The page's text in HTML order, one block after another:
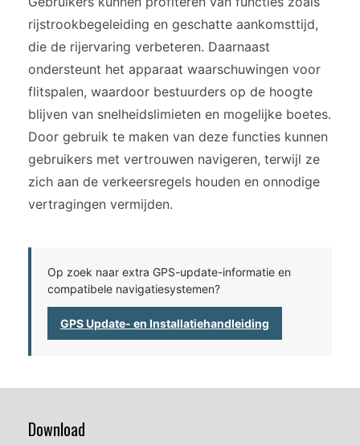
rijstrookbegeleiding en geschatte aankomsttijd,
die de rijervaring verbeteren. Daarnaast
ondersteunt het apparaat waarschuwingen voor
flitspalen, waardoor bestuurders op de hoogte
blijven van snelheidslimieten en mogelijke boetes.
Door gebruik te maken van deze functies kunnen
gebruikers met vertrouwen navigeren, terwijl ze
zich aan de verkeersregels houden en onnodige
vertragingen vermijden.
Op zoek naar extra GPS-update-informatie en
compatibele navigatiesystemen?
GPS Update- en Installatiehandleiding
Download